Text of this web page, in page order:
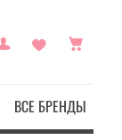
ВСЕ БРЕНДЫ